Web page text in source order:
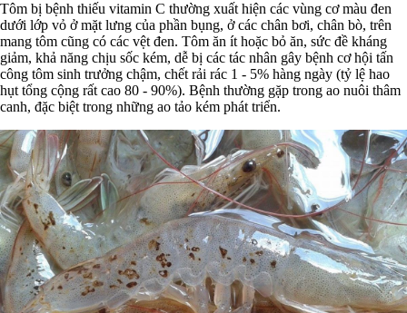
Tôm bị bệnh thiếu vitamin C thường xuất hiện các vùng cơ màu đen
dưới lớp vỏ ở mặt lưng của phần bụng, ở các chân bơi, chân bò, trên
mang tôm cũng có các vệt đen. Tôm ăn ít hoặc bỏ ăn, sức đề kháng
giảm, khả năng chịu sốc kém, dễ bị các tác nhân gây bệnh cơ hội tấn
công tôm sinh trưởng chậm, chết rải rác 1 - 5% hàng ngày (tỷ lệ hao
hụt tổng cộng rất cao 80 - 90%). Bệnh thường gặp trong ao nuôi thâm
canh, đặc biệt trong những ao tảo kém phát triển.